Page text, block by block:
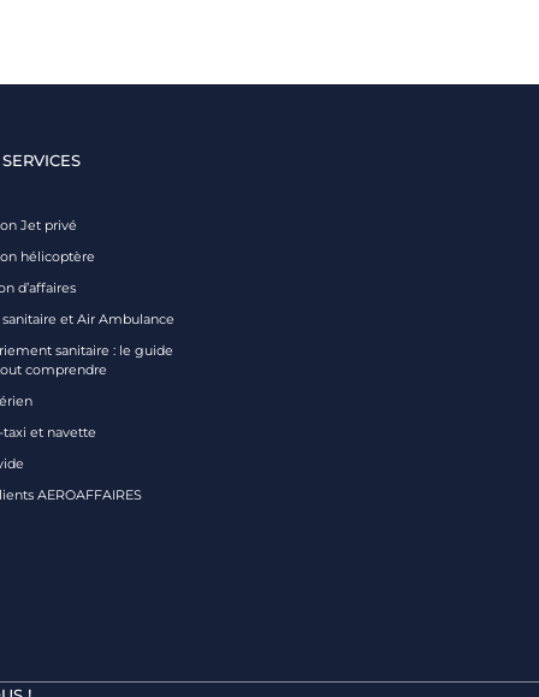
Jet privé
hélicoptère
d’affaires
et Air Ambulance
sanitaire : le guide
comprendre
taxi et navette
AEROAFFAIRES